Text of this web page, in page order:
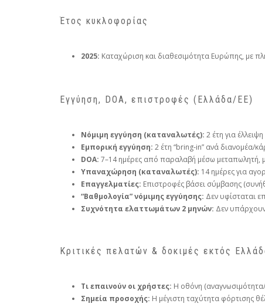
Έτος κυκλοφορίας
2025: Καταχώριση και διαθεσιμότητα Ευρώπης, με
Εγγύηση, DOA, επιστροφές (Ελλάδα/ΕΕ)
Νόμιμη εγγύηση (καταναλωτές): 2 έτη για
Εμπορική εγγύηση: 2 έτη “bring‑in” ανά διανομέα/
DOA: 7–14 ημέρες από παραλαβή μέσω μεταπωλητή,
Υπαναχώρηση (καταναλωτές): 14 ημέρες για
Επαγγελματίες: Επιστροφές βάσει σύμβασης
“Βαθμολογία” νόμιμης εγγύησης: Δεν υφίσταται
Συχνότητα ελαττωμάτων 2 μηνών: Δεν υπάρχουν
Κριτικές πελατών & δοκιμές εκτός
Τι επαινούν οι χρήστες: Η οθόνη
Σημεία προσοχής: Η μέγιστη ταχύτητα φόρτισης